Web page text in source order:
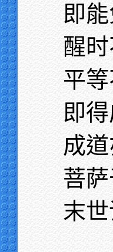
即
醒
平
即
成
菩
末